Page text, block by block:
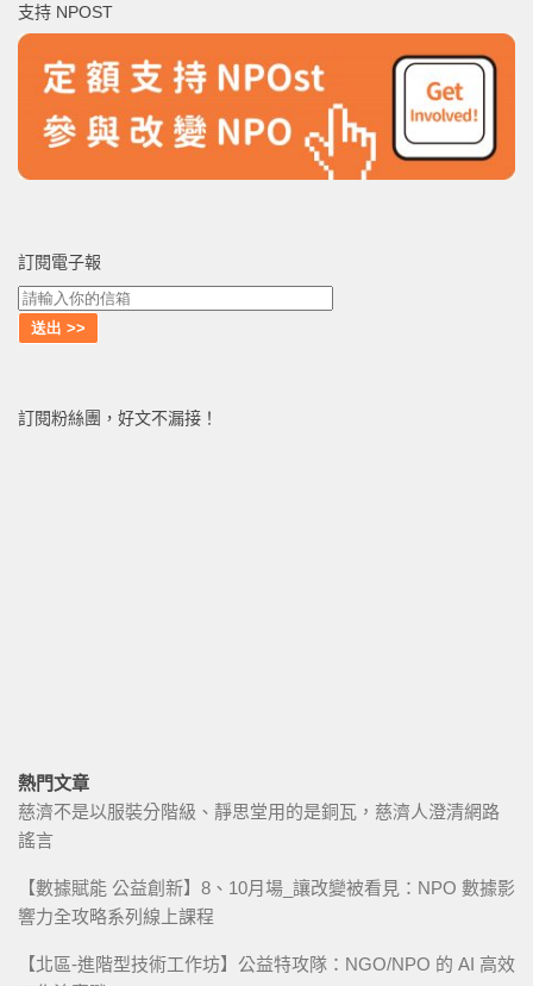
字:
支持 NPOST
訂閱電子報
訂閱粉絲團，好文不漏接！
熱門文章
慈濟不是以服裝分階級、靜思堂用的是銅瓦，慈濟人澄清網路
謠言
【數據賦能 公益創新】8、10月場_讓改變被看見：NPO 數據影
響力全攻略系列線上課程
【北區-進階型技術工作坊】公益特攻隊：NGO/NPO 的 AI 高效